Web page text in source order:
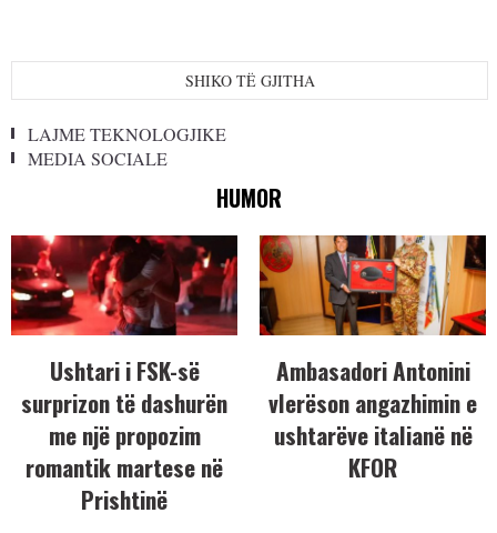
SHIKO TË GJITHA
LAJME TEKNOLOGJIKE
MEDIA SOCIALE
HUMOR
Ushtari i FSK-së
surprizon të dashurën
me një propozim
romantik martese në
Prishtinë
Ambasadori Antonini
vlerëson angazhimin e
ushtarëve italianë në
KFOR